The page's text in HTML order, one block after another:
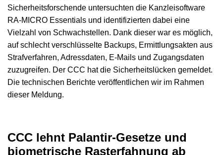
Sicherheitsforschende untersuchten die Kanzleisoftware
RA-MICRO Essentials und identifizierten dabei eine
Vielzahl von Schwachstellen. Dank dieser war es möglich,
auf schlecht verschlüsselte Backups, Ermittlungsakten aus
Strafverfahren, Adressdaten, E-Mails und Zugangsdaten
zuzugreifen. Der CCC hat die Sicherheitslücken gemeldet.
Die technischen Berichte veröffentlichen wir im Rahmen
dieser Meldung.
CCC lehnt Palantir-Gesetze und
biometrische Rasterfahnung ab